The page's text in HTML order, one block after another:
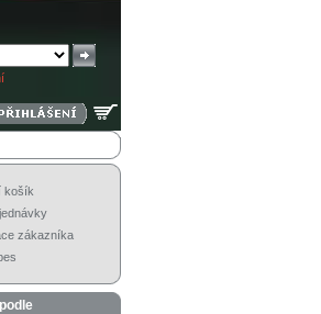
košík
zákazníka